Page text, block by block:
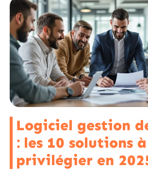
Logiciel gestion
: les 10 solutions à
privilégier en